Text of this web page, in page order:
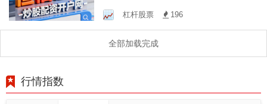
缺乏一致预期的震荡环境的
走势格局下中老
杠杆股票 196
全部加载完成
行情指数